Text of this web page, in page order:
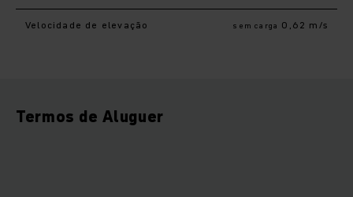
Velocidade de elevação sem carga 0,62 m/s
Termos de Aluguer